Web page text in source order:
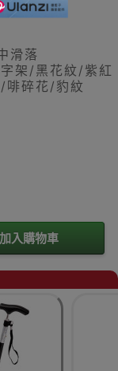
滑落
架/黑花紋/紫紅
啡碎花/豹紋
加入購物車